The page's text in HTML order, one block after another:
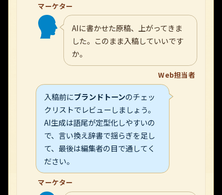
マーケター
AIに書かせた原稿、上がってきま
した。このまま入稿していいです
か。
Web担当者
入稿前にブランドトーンのチェッ
クリストでレビューしましょう。
AI生成は語尾が定型化しやすいの
で、言い換え辞書で揺らぎを足し
て、最後は編集者の目で通してく
ださい。
マーケター